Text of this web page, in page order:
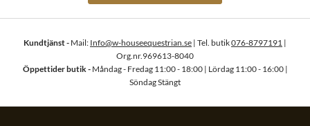
Kundtjänst - Mail: Info@w-houseequestrian.se | Tel. butik076-8797191 |
Org.nr.969613-8040
Öppettider butik - Måndag - Fredag 11:00 - 18:00 | Lördag 11:00 - 16:00 |
Söndag Stängt